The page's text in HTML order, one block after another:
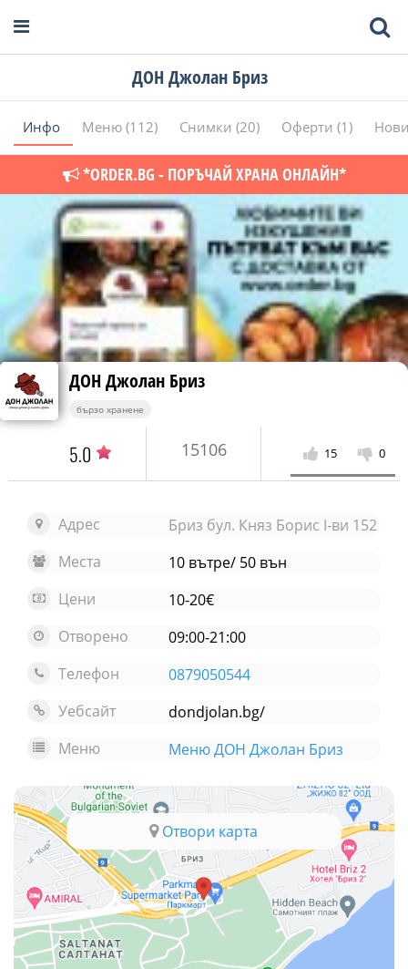
ДОН Джолан Бриз
Инфо Меню (112) Снимки (20) Оферти (1)
*ORDER.BG - ПОРЪЧАЙ ХРАНА ОНЛАЙН*
ДОН Джолан Бриз
бързо хранене
5.0 15106 15 0
Адрес
Бриз бул. Княз Борис I-ви 152
Места
10 вътре/ 50 вън
Цени
10-20€
Отворено
09:00-21:00
Телефон
0879050544
Уебсайт
dondjolan.bg/
Меню
Меню ДОН Джолан Бриз
Отвори карта